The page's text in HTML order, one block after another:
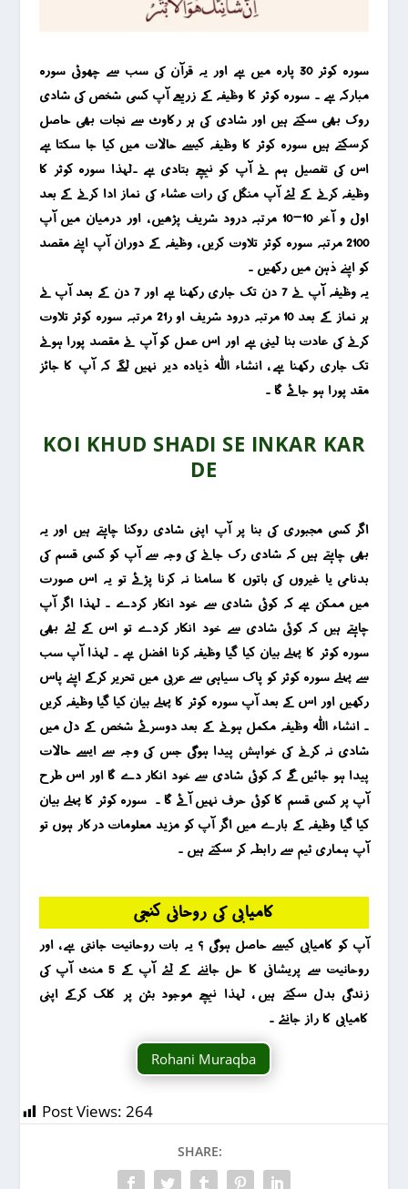
سورہ کوثر 30 پارہ میں ہے اور یہ قرآن کی سب سے چھوٹی سورہ
مبارکہ ہے ۔ سورہ کوثر کا وظیفہ کے زریعے آپ کسی شخص کی شادی
روک بھی سکتے ہیں اور شادی کی ہر رکاوٹ سے نجات بھی حاصل
کرسکتے ہیں، سورہ کوثر کا وظیفہ کیسے حالات میں کیا جا سکتا ہے
اس کی تفصیل ہم نے آپ کو نیچے بتادی ہے ۔لہذا سورہ کوثر کا
وظیفہ کرنے کے لئے آپ منگل کی رات عشاء کی نماز ادا کرنے کے بعد
اول و آخر 10-10 مرتبہ درود شریف پڑھیں ، اور درمیان میں آپ
2100 مرتبہ سورہ کوثر تلاوت کریں ، وظیفہ کے دوران آپ اپنے مقصد
کو اپنے ذہن میں رکھیں ۔
یہ وظیفہ آپ نے 7 دن تک جاری رکھنا ہے اور 7 دن کے بعد آپ نے
ہر نماز کے بعد 10 مرتبہ درود شریف او ر21 مرتبہ سورہ کوثر تلاوت
کرنے کی عادت بنا لینی ہے اور اس عمل کو آپ نے مقصد پورا ہونے
تک جاری رکھنا ہے ، انشاء اللہ ذیادہ دیر نہیں لگے کہ آپ کا جائز
مقد پورا ہو جائے گا ۔
KOI KHUD SHADI SE INKAR KAR
DE
اگر کسی مجبوری کی بنا پر آپ اپنی شادی روکنا چاہتے ہیں اور یہ
بھی چاہتے ہیں کہ شادی رک جانے کی وجہ سے آپ کو کسی قسم کی
بدنامی یا غیروں کی باتوں کا سامنا نہ کرنا پڑئے تو یہ اس صورت
میں ممکن ہے کہ کوئی شادی سے خود انکار کردے ۔ لہذا اگر آپ
چاہتے ہیں کہ کوئی شادی سے خود انکار کردے تو اس کے لئے بھی
سورہ کوثر کا پہلے بیان کیا گیا وظیفہ کرنا افضل ہے ۔ لہذا آپ سب
سے پہلے سورہ کوثر کو پاک سیاہی سے عربی میں تحریر کرکے اپنے پاس
رکھیں اور اس کے بعد آپ سورہ کوثر کا پہلے بیان کیا گیا وظیفہ کریں
۔ انشاء اللہ وظیفہ مکمل ہونے کے بعد دوسرئے شخص کے دل میں
شادی نہ کرنے کی خواہش پیدا ہوگی جس کی وجہ سے ایسے حالات
پیدا ہو جائیں گے کہ کوئی شادی سے خود انکار دے گا اور اس طرح
آپ پر کسی قسم کا کوئی حرف نہیں آئے گا ۔ سورہ کوثر کا پہلے بیان
کیا گیا وظیفہ کے بارے میں اگر آپ کو مزید معلومات درکار ہوں تو
آپ ہماری ٹیم سے رابطہ کر سکتے ہیں ۔
کامیابی کی روحانی کنجی
آپ کو کامیابی کیسے حاصل ہوگی ؟ یہ بات روحانیت جانتی ہے ، اور
روحانیت سے پریشانی کا حل جاننے کے لئے آپ کے 5 منٹ آپ کی
زندگی بدل سکتے ہیں ، لہذا نیچے موجود بٹن پر کلک کرکے اپنی
کامیابی کا راز جانئے ۔
Rohani Muraqba
Post Views: 264
SHARE: